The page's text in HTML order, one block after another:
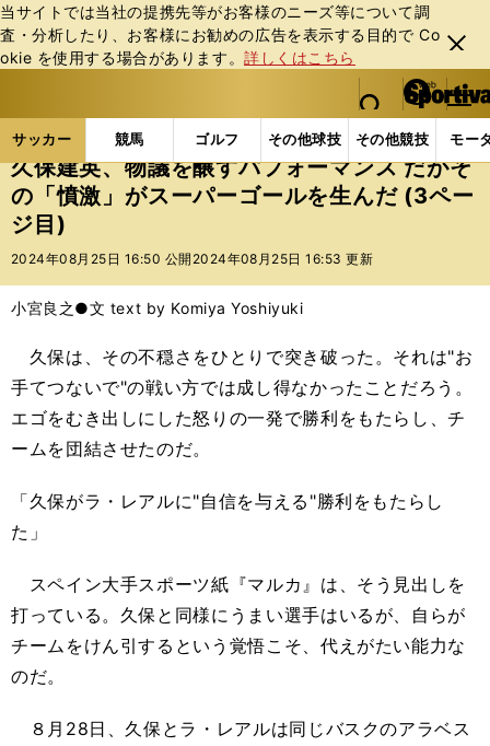
当サイトでは当社の提携先等がお客様のニーズ等について調
査・分析したり、お客様にお勧めの広告を表⽰する⽬的で Co
okie を使⽤する場合があります。詳しくはこちら
閉じ
る
web Sportiva (webスポルティーバ)
検索
マイペ
ー
ジ
メニュ
サッカー 競馬 ゴルフ その他球技 その他競技 モー
ス
ポ
ル
テ
ー
バ
サッカーの記事一覧 海外サッカー 海外サッカー
久保建英、物議を醸すパフォーマンス だがそ
の「憤激」がスーパーゴールを生んだ (3ペー
ジ目)
2024年08月25日 16:50 公開 2024年08月25日 16:53 更新
小宮良之●文 text by Komiya Yoshiyuki
久保は、その不穏さをひとりで突き破った。それは"お
手てつないで"の戦い方では成し得なかったことだろう。
エゴをむき出しにした怒りの一発で勝利をもたらし、チ
ームを団結させたのだ。
「久保がラ・レアルに"自信を与える"勝利をもたらし
た」
スペイン大手スポーツ紙『マルカ』は、そう見出しを
打っている。久保と同様にうまい選手はいるが、自らが
チームをけん引するという覚悟こそ、代えがたい能力な
のだ。
８月28日、久保とラ・レアルは同じバスクのアラベス